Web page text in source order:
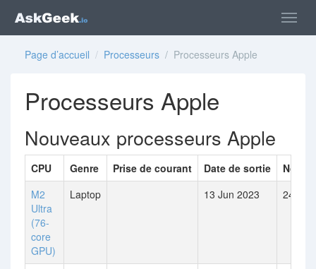
Page d’accueil / Processeurs / Processeurs Apple
Processeurs Apple
Nouveaux processeurs Apple
CPU Genre Prise de courant Date de sortie
M2
Ultra
(76-
core
GPU)
Laptop 13 Jun 2023 24